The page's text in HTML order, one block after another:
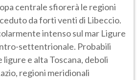
centrale sfiorerà le regioni
da forti venti di Libeccio.
intenso sul mar Ligure
settentrionale. Probabili
e alta Toscana, deboli
regioni meridionali